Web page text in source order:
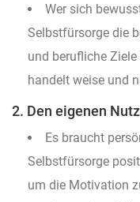
Wer sich
Selbstfürsorge die
und berufliche
handelt weise und
2. Den eigenen
Es braucht
Selbstfürsorge
um die Motivation